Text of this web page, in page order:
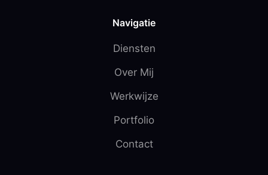
Navigatie
Diensten
Over Mij
Werkwijze
Portfolio
Contact